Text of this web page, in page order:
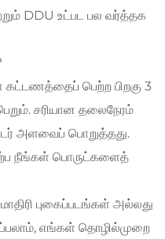
DDU உட்பட பல வர்த்தக
கட்டணத்தைப் பெற்ற பிறகு 3
சரியான தலைநேரம்
அளவைப் பொறுத்தது.
நீங்கள் பொருட்களைத்
புகைப்படங்கள் அல்லது
எங்கள் தொழில்முறை